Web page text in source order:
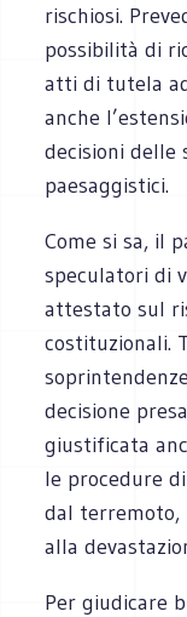
rischiosi.
possibilità di
atti di tutela
anche
decisioni delle
paesaggistici.
Come si sa, il
speculatori di
attestato sul
costituzionali.
decisione
giustificata
le procedure
dal terremoto,
alla
Per giudicare